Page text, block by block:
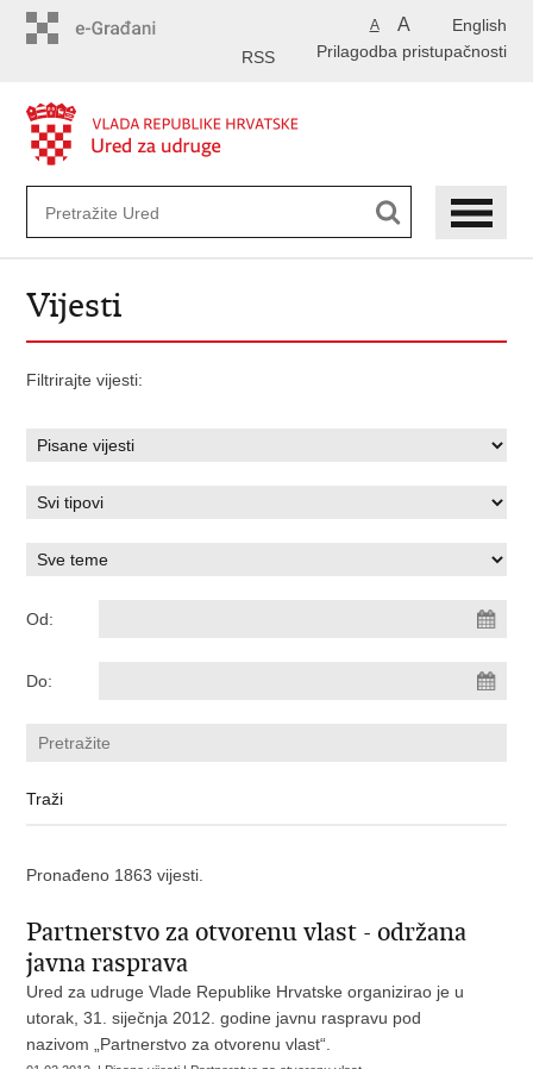
English
A A
Prilagodba pristupačnosti
RSS
Vijesti
Filtrirajte vijesti:
Od:
Do:
Pronađeno 1863 vijesti.
Partnerstvo za otvorenu vlast - održana
javna rasprava
Ured za udruge Vlade Republike Hrvatske organizirao je u
utorak, 31. siječnja 2012. godine javnu raspravu pod
nazivom „Partnerstvo za otvorenu vlast“.